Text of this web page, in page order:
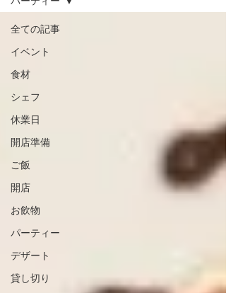
全ての記事
イベント
食材
シェフ
休業日
開店準備
ご飯
開店
お飲物
パーティー
デザート
貸し切り